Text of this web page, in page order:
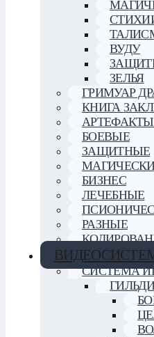
ВУДУ
ЗЕЛЬЯ
ГРИМУАР
КНИГА
АРТЕФАКТЫ
БОЕВЫЕ
ЗАЩИТНЫЕ
БИЗНЕС
ЛЕЧЕБНЫЕ
РАЗНЫЕ
СИСТЕМА